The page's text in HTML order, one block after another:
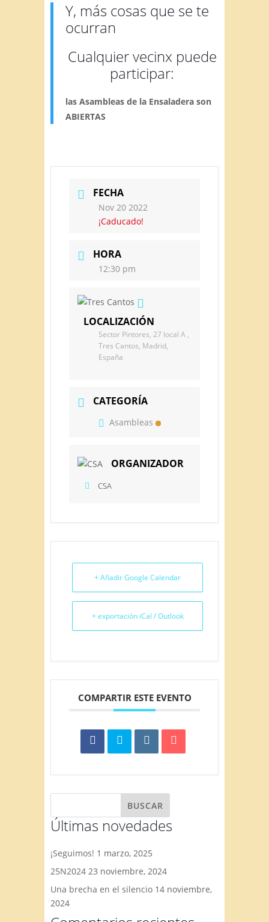
Y, más cosas que se te
ocurran
Cualquier vecinx puede
participar:
las Asambleas de la Ensaladera son
ABIERTAS
FECHA
Nov 20 2022
¡Caducado!
HORA
12:30 pm
LOCALIZACIÓN
Sector Pintores, 27 local A ,
Tres Cantos, Madrid,
España
CATEGORÍA
Asambleas
ORGANIZADOR
CSA
+ Añadir Google Calendar
+ exportación iCal / Outlook
COMPARTIR ESTE EVENTO
Últimas novedades
¡Seguimos! 1 marzo, 2025
25N2024 23 noviembre, 2024
Una brecha en el silencio 14 noviembre,
2024